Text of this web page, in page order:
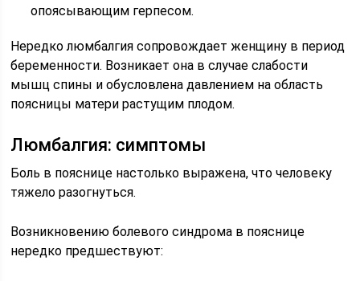
опоясывающим герпесом.
Нередко люмбалгия сопровождает женщину в период
беременности. Возникает она в случае слабости
мышц спины и обусловлена давлением на область
поясницы матери растущим плодом.
Люмбалгия: симптомы
Боль в пояснице настолько выражена, что человеку
тяжело разогнуться.
Возникновению болевого синдрома в пояснице
нередко предшествуют: